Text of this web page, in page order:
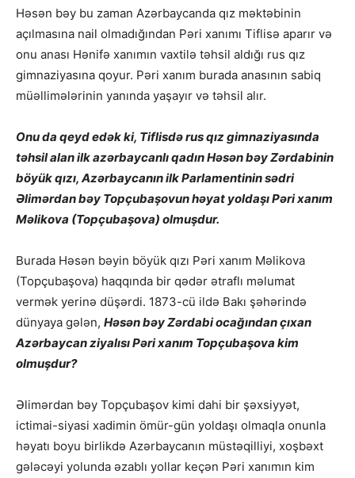
Həsən bəy bu zaman Azərbaycanda qız məktəbinin
açılmasına nail olmadığından Pəri xanımı Tiflisə aparır və
onu anası Hənifə xanımın vaxtilə təhsil aldığı rus qız
gimnaziyasına qoyur. Pəri xanım burada anasının sabiq
müəllimələrinin yanında yaşayır və təhsil alır.
Onu da qeyd edək ki, Tiflisdə rus qız gimnaziyasında
təhsil alan ilk azərbaycanlı qadın Həsən bəy Zərdabinin
böyük qızı, Azərbaycanın ilk Parlamentinin sədri
Əlimərdan bəy Topçubaşovun həyat yoldaşı Pəri xanım
Məlikova (Topçubaşova) olmuşdur.
Burada Həsən bəyin böyük qızı Pəri xanım Məlikova
(Topçubaşova) haqqında bir qədər ətraflı məlumat
vermək yerinə düşərdi. 1873-cü ildə Bakı şəhərində
dünyaya gələn, Həsən bəy Zərdabi ocağından çıxan
Azərbaycan ziyalısı Pəri xanım Topçubaşova kim
olmuşdur?
Əlimərdan bəy Topçubaşov kimi dahi bir şəxsiyyət,
ictimai-siyasi xadimin ömür-gün yoldaşı olmaqla onunla
həyatı boyu birlikdə Azərbaycanın müstəqilliyi, xoşbəxt
gələcəyi yolunda əzablı yollar keçən Pəri xanımın kim